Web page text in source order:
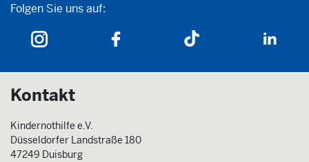
Folgen Sie uns auf:
Folgen Sie uns auf:
Kontakt
Kindernothilfe e.V.
Düsseldorfer Landstraße 180
47249 Duisburg